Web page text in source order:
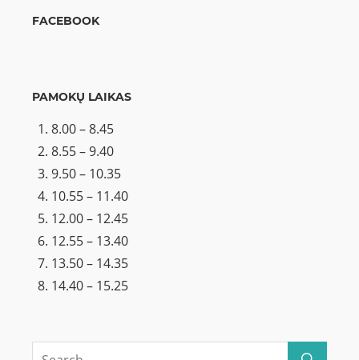
FACEBOOK
PAMOKŲ LAIKAS
8.00 – 8.45
8.55 – 9.40
9.50 – 10.35
10.55 – 11.40
12.00 – 12.45
12.55 – 13.40
13.50 – 14.35
14.40 – 15.25